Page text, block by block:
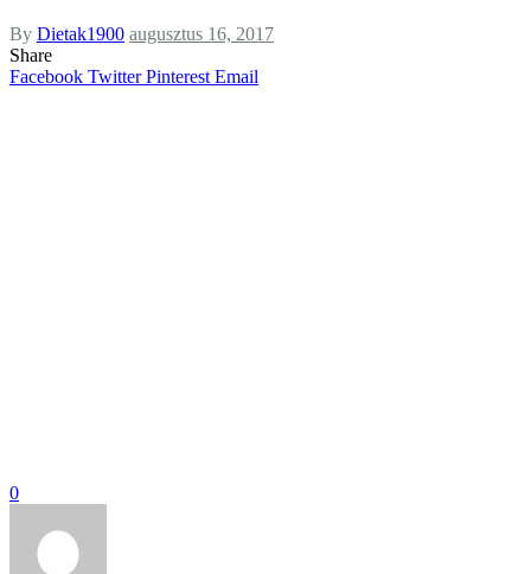
By Dietak1900 augusztus 16, 2017
Share
Facebook Twitter Pinterest Email
0